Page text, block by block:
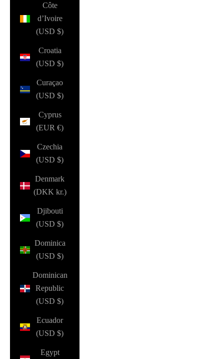
Côte
d’Ivoire
(USD $)
Croatia
(USD $)
Curaçao
(USD $)
Cyprus
(EUR €)
Czechia
(USD $)
Denmark
(DKK kr.)
Djibouti
(USD $)
Dominica
(USD $)
Dominican
Republic
(USD $)
Ecuador
(USD $)
Egypt